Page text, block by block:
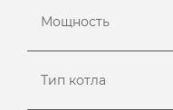
Мощность
Тип котла